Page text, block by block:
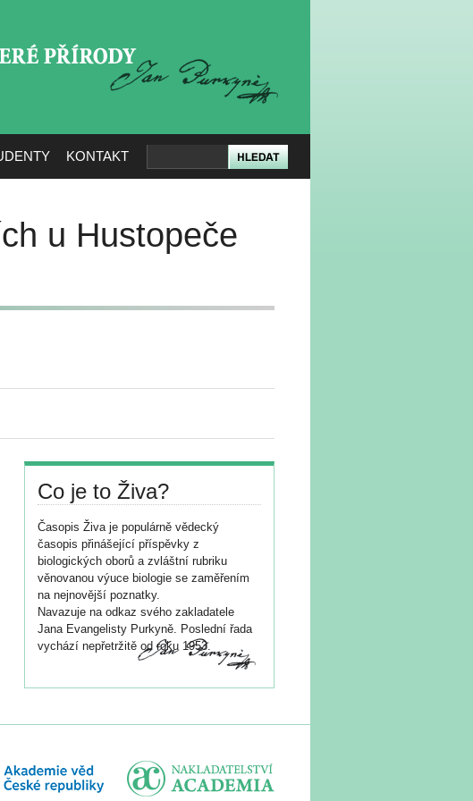
KONTAKT
u Hustopeče
Co je to Živa?
Časopis Živa je populárně vědecký
časopis přinášející příspěvky z
biologických oborů a zvláštní rubriku
věnovanou výuce biologie se zaměřením
na nejnovější poznatky.
Navazuje na odkaz svého zakladatele
Jana Evangelisty Purkyně. Poslední řada
vychází nepřetržitě od roku 1953.